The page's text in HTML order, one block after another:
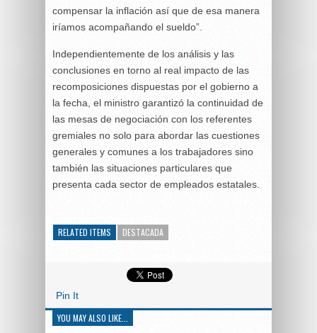
compensar la inflación así que de esa manera
iríamos acompañando el sueldo”.
Independientemente de los análisis y las
conclusiones en torno al real impacto de las
recomposiciones dispuestas por el gobierno a
la fecha, el ministro garantizó la continuidad de
las mesas de negociación con los referentes
gremiales no solo para abordar las cuestiones
generales y comunes a los trabajadores sino
también las situaciones particulares que
presenta cada sector de empleados estatales.
RELATED ITEMS DESTACADA
Pin It
YOU MAY ALSO LIKE...